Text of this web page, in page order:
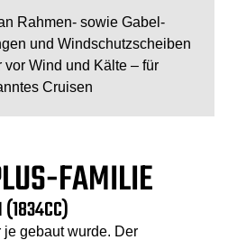
Rahmen- sowie Gabel-
und Windschutzscheiben
vor Wind und Kälte – für
Cruisen
FAMILIE
(1834CC)
je gebaut wurde. Der